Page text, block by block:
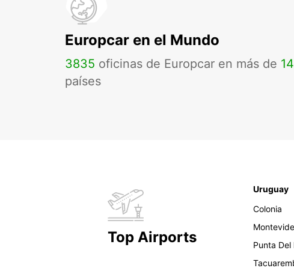
Europcar en el Mundo
3835 oficinas de Europcar en más de
países
Top Airports
Uruguay
Colonia
Punta Del